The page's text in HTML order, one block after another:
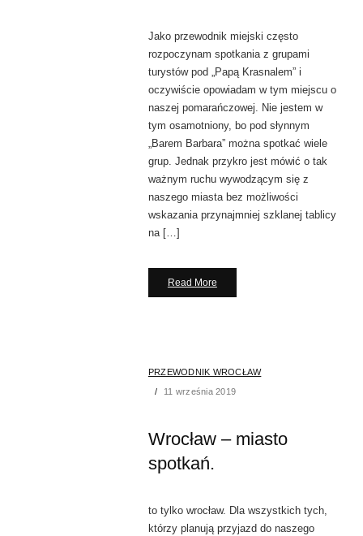
Jako przewodnik miejski często
rozpoczynam spotkania z grupami
turystów pod „Papą Krasnalem” i
oczywiście opowiadam w tym miejscu o
naszej pomarańczowej. Nie jestem w
tym osamotniony, bo pod słynnym
„Barem Barbara” można spotkać wiele
grup. Jednak przykro jest mówić o tak
ważnym ruchu wywodzącym się z
naszego miasta bez możliwości
wskazania przynajmniej szklanej tablicy
na […]
Read More
PRZEWODNIK WROCŁAW
11 września 2019
Wrocław – miasto
spotkań.
to tylko wrocław. Dla wszystkich tych,
którzy planują przyjazd do naszego